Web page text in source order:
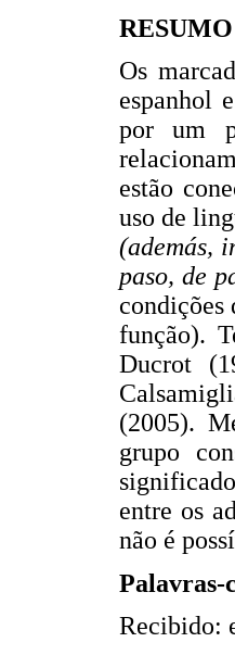
RESUMO
Os
espanhol
por um
estão
uso de
(además,
paso, de
condições
função).
Ducrot
(2005).
grupo
entre os
não é
Palavras-
Recibido: